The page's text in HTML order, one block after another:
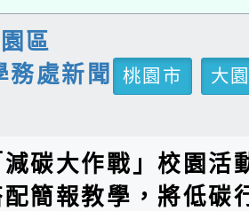
區
務處新聞
桃園市
大
碳大作戰」校園活
配簡報教學，將低碳